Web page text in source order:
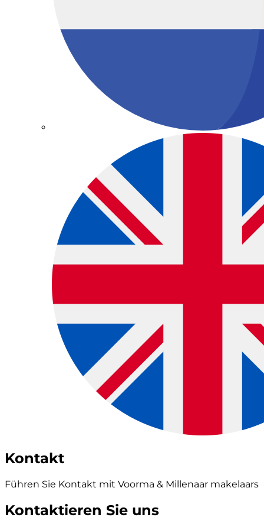
Kontakt
Führen Sie Kontakt mit Voorma & Millenaar makelaars
Kontaktieren Sie uns